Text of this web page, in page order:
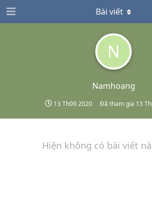
N
Namhoang
13 Th09 2020 Đã tham gia 13
Bài viết
Hiện không có bài viết